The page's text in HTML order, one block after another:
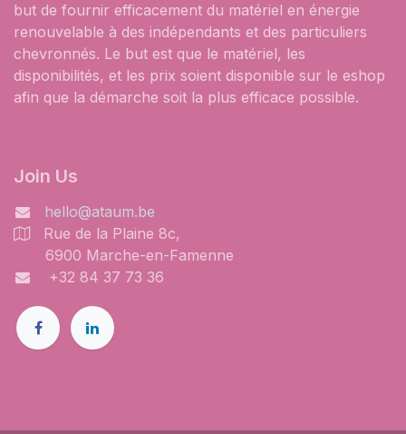
but de fournir efficacement du matériel en énergie
renouvelable à des indépendants et des particuliers
chevronnés. Le but est que le matériel, les
disponibilités, et les prix soient disponible sur le eshop
afin que la démarche soit la plus efficace possible.
​Join Us
hello@ataum.be
Rue de la Plaine 8c,
6900 Marche-en-Famenne
+32 84 37 73 36